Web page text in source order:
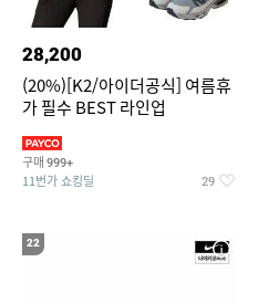
28,200
(20%)[K2/아이더공식] 여름휴
가 필수 BEST 라인업
구매 999+
11번가 쇼킹딜 29
22